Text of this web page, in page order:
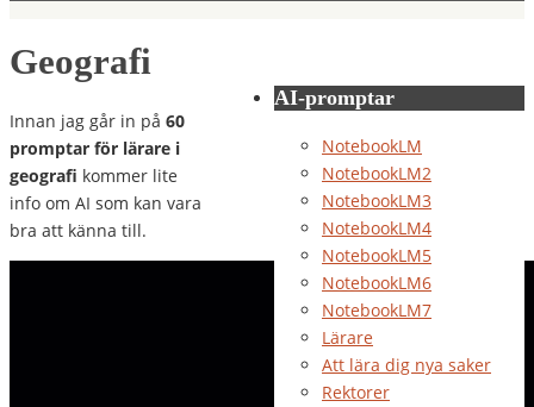
Geografi
Innan jag går in på 60
promptar för lärare i
geografi kommer lite
info om AI som kan vara
bra att känna till.
AI-promptar
NotebookLM
NotebookLM2
NotebookLM3
NotebookLM4
NotebookLM5
NotebookLM6
NotebookLM7
Lärare
Att lära dig nya saker
Rektorer